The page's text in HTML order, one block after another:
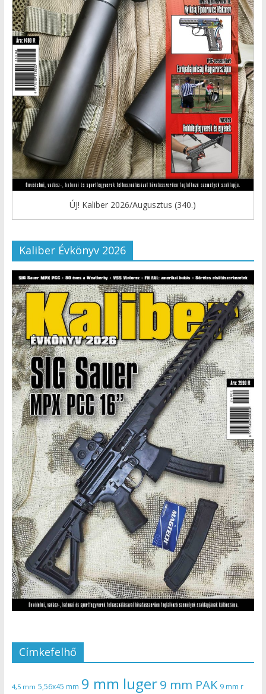
ÚJ! Kaliber 2026/Augusztus (340.)
Kaliber Évkönyv 2026
Címkefelhő
4,5 mm 5,56x45 mm 9 mm luger9 mm PAK 9 mm r